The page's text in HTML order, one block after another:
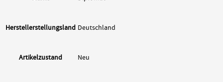
Herstellerstellungsland Deutschland
Artikelzustand Neu